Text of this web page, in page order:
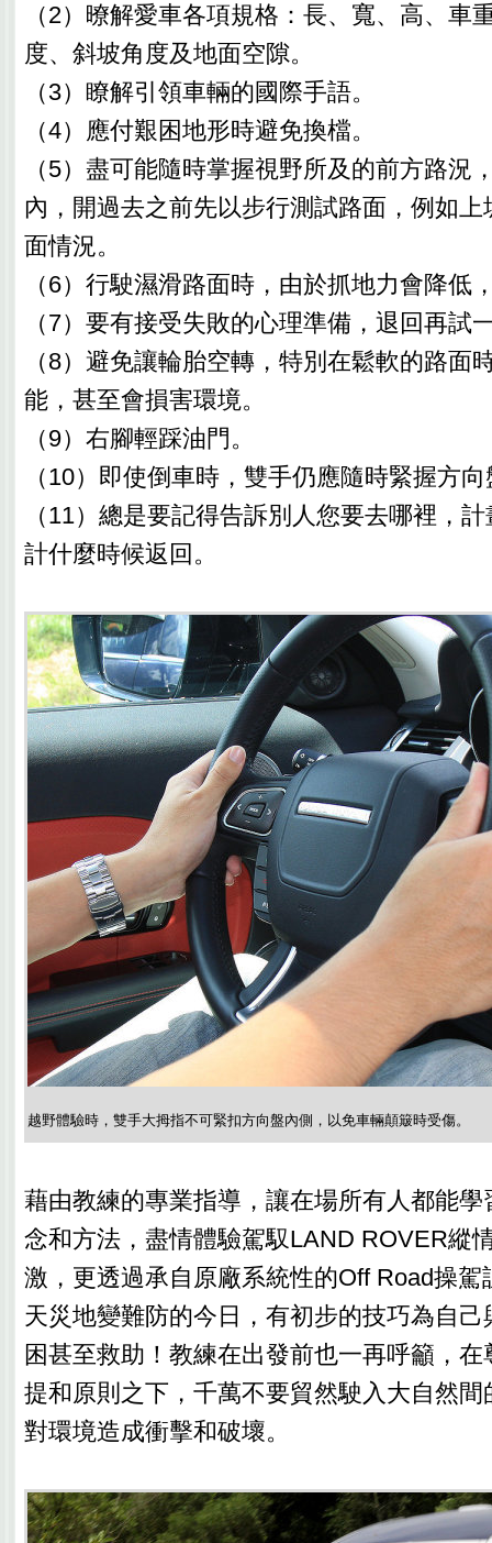
（2）暸解愛車各項規格：長、寬、高、車
度、斜坡角度及地面空隙。
（3）瞭解引領車輛的國際手語。
（4）應付艱困地形時避免換檔。
（5）盡可能隨時掌握視野所及的前方路況
內，開過去之前先以步行測試路面，例如
面情況。
（6）行駛濕滑路面時，由於抓地力會降低
（7）要有接受失敗的心理準備，退回再試
（8）避免讓輪胎空轉，特別在鬆軟的路面
能，甚至會損害環境。
（9）右腳輕踩油門。
（10）即使倒車時，雙手仍應隨時緊握方
（11）總是要記得告訴別人您要去哪裡，
計什麼時候返回。
越野體驗時，雙手大拇指不可緊扣方向盤內側，以免車輛顛簸時受傷。
藉由教練的專業指導，讓在場所有人都能
念和方法，盡情體驗駕馭LAND ROVER縱
激，更透過承自原廠系統性的Off Road操駕
天災地變難防的今日，有初步的技巧為自
困甚至救助！教練在出發前也一再呼籲，
提和原則之下，千萬不要貿然駛入大自然
對環境造成衝擊和破壞。